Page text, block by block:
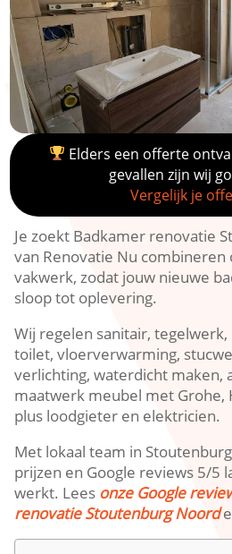
Elders een offerte
gevallen zijn wij
Vergelijk je
Je zoekt Badkamer renovatie
van Renovatie Nu
vakwerk, zodat jouw nieuwe
sloop tot oplevering.​
Wij regelen sanitair,
toilet, vloerverwarming,
verlichting, waterdicht maken,
maatwerk meubel met Grohe,
plus loodgieter en elektricien.​
Met lokaal team in
prijzen en Google reviews 5/5
werkt.​ Lees onze Google
renovatie Stoutenburg Noord